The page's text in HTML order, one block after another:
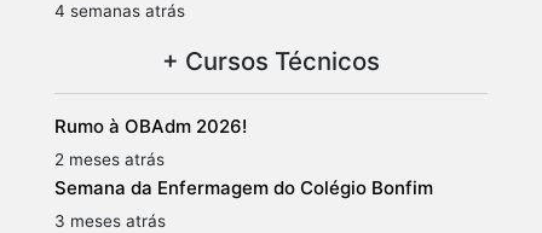
4 semanas atrás
+ Cursos Técnicos
Rumo à OBAdm 2026!
2 meses atrás
Semana da Enfermagem do Colégio Bonfim
3 meses atrás